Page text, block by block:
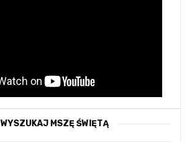
WYSZUKAJ MSZĘ ŚWIĘTĄ